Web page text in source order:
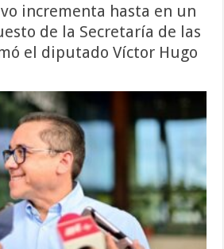
incrementa hasta en un
de la Secretaría de las
el diputado Víctor Hugo